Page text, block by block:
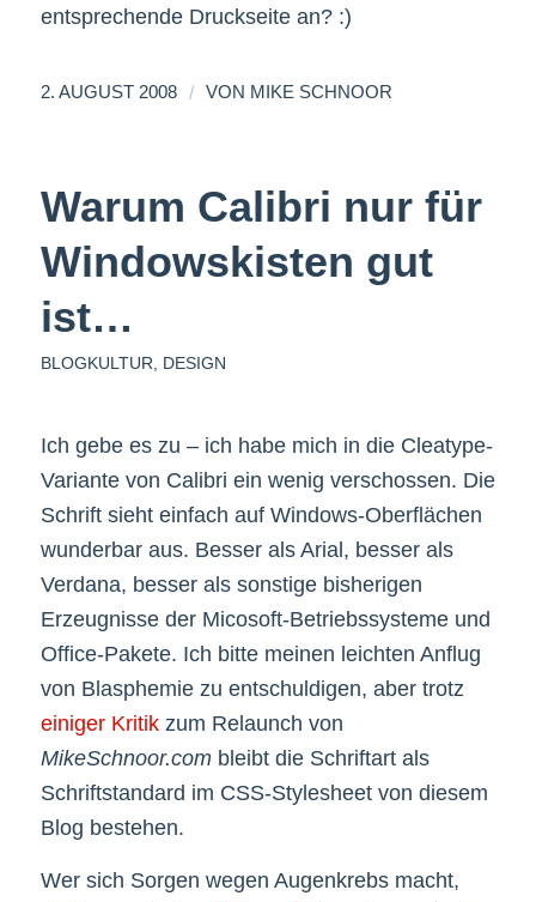
entsprechende Druckseite an? :)
2. AUGUST 2008 / VON MIKE SCHNOOR
Warum Calibri nur für
Windowskisten gut
ist…
BLOGKULTUR DESIGN
Ich gebe es zu – ich habe mich in die Cleatype-
Variante von Calibri ein wenig verschossen. Die
Schrift sieht einfach auf Windows-Oberflächen
wunderbar aus. Besser als Arial, besser als
Verdana, besser als sonstige bisherigen
Erzeugnisse der Micosoft-Betriebssysteme und
Office-Pakete. Ich bitte meinen leichten Anflug
von Blasphemie zu entschuldigen, aber trotz
einiger Kritikzum Relaunch von
MikeSchnoor.combleibt die Schriftart als
Schriftstandard im CSS-Stylesheet von diesem
Blog bestehen.
Wer sich Sorgen wegen Augenkrebs macht,